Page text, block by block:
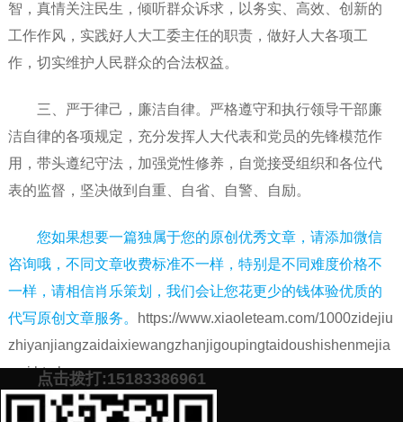
智，真情关注民生，倾听群众诉求，以务实、高效、创新的
工作作风，实践好人大工委主任的职责，做好人大各项工
作，切实维护人民群众的合法权益。
三、严于律己，廉洁自律。严格遵守和执行领导干部廉
洁自律的各项规定，充分发挥人大代表和党员的先锋模范作
用，带头遵纪守法，加强党性修养，自觉接受组织和各位代
表的监督，坚决做到自重、自省、自警、自励。
您如果想要一篇独属于您的原创优秀文章，请添加微信
咨询哦，不同文章收费标准不一样，特别是不同难度价格不
一样，请相信肖乐策划，我们会让您花更少的钱体验优质的
代写原创文章服务。
https://www.xiaoleteam.com/1000zidejiu
zhiyanjiangzaidaixiewangzhanjigoupingtaidoushishenmejia
wei.html点击拨打:15183386961